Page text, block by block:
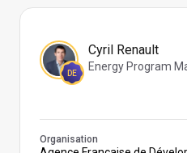
DE
Cyril Renault
Energy Program
Organisation